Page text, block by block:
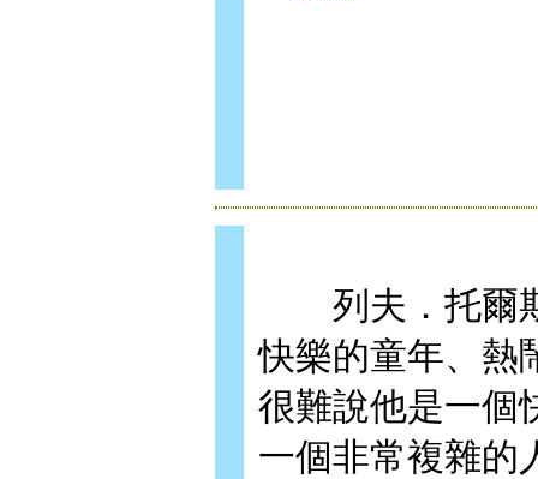
列夫．托爾斯
快樂的童年、熱
很難說他是一個
一個非常複雜的